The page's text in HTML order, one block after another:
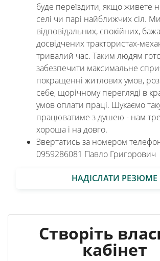
буде переїздити, якщо живете
селі чи парі найближчих сіл. Ми
відповідальних, спокійних,
досвідчених трактористах-
тривалий час. Таким людям
забезпечити максимальне
покращенні житлових умов,
себе, щорічному перегляді в
умов оплати праці. Шукаємо
працюватиме з душею - нам
хороша і на довго.
Звертатись за номером
0959286081 Павло Григорович
НАДІСЛАТИ РЕЗЮМЕ
Створіть
кабінет